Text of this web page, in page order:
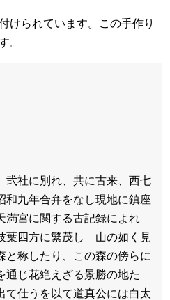
けられています。この手作り
。
社に別れ、共に古来、西七
和九年合弁をなし現地に鎮座
満宮に関する古記録によれ
葉四方に繁茂し 山の如く見
称したり、この森の傍らに
通じ花絶えざる景勝の地た
て仕うを以て道真公には白太